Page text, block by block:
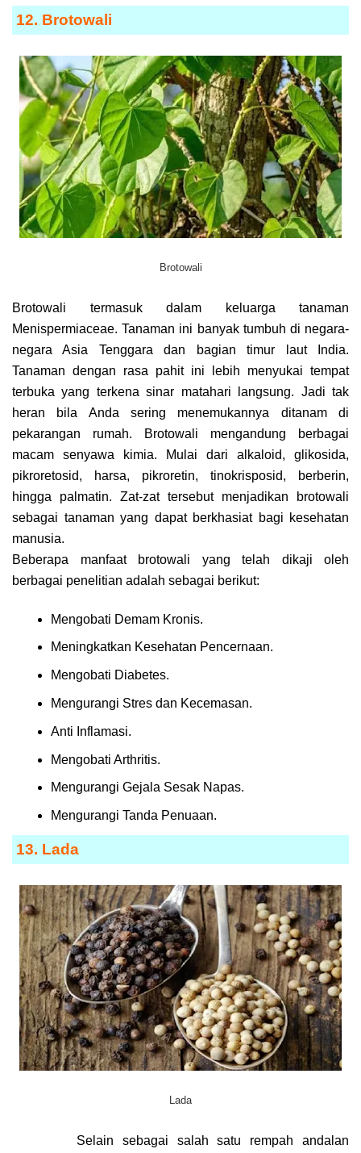
12. Brotowali
Brotowali
Brotowali termasuk dalam keluarga tanaman
Menispermiaceae. Tanaman ini banyak tumbuh di negara-
negara Asia Tenggara dan bagian timur laut India.
Tanaman dengan rasa pahit ini lebih menyukai tempat
terbuka yang terkena sinar matahari langsung. Jadi tak
heran bila Anda sering menemukannya ditanam di
pekarangan rumah. Brotowali mengandung berbagai
macam senyawa kimia. Mulai dari alkaloid, glikosida,
pikroretosid, harsa, pikroretin, tinokrisposid, berberin,
hingga palmatin. Zat-zat tersebut menjadikan brotowali
sebagai tanaman yang dapat berkhasiat bagi kesehatan
manusia.
Beberapa manfaat brotowali yang telah dikaji oleh
berbagai penelitian adalah sebagai berikut:
Mengobati Demam Kronis.
Meningkatkan Kesehatan Pencernaan.
Mengobati Diabetes.
Mengurangi Stres dan Kecemasan.
Anti Inflamasi.
Mengobati Arthritis.
Mengurangi Gejala Sesak Napas.
Mengurangi Tanda Penuaan.
13. Lada
Lada
Selain sebagai salah satu rempah andalan